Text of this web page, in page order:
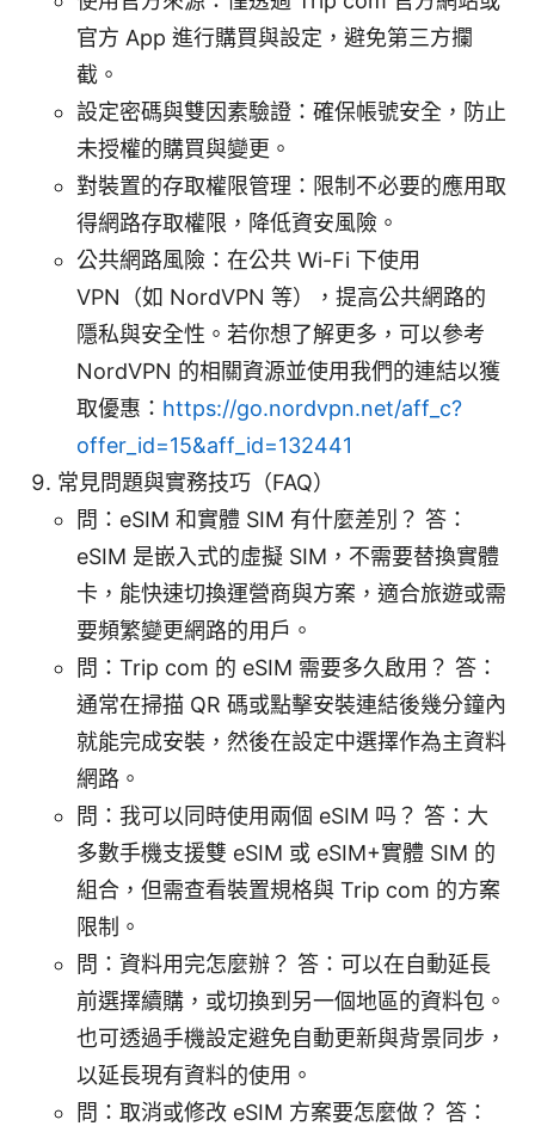
官方 App 進行購買與設定，避免第三方攔
截。
設定密碼與雙因素驗證：確保帳號安全，防止
未授權的購買與變更。
對裝置的存取權限管理：限制不必要的應用取
得網路存取權限，降低資安風險。
公共網路風險：在公共 Wi-Fi 下使用
VPN（如 NordVPN 等），提高公共網路的
隱私與安全性。若你想了解更多，可以參考
NordVPN 的相關資源並使用我們的連結以獲
取優惠： https://go.nordvpn.net/aff_c?
offer_id=15&aff_id=132441
常見問題與實務技巧（FAQ）
問：eSIM 和實體 SIM 有什麼差別？ 答：
eSIM 是嵌入式的虛擬 SIM，不需要替換實體
卡，能快速切換運營商與方案，適合旅遊或需
要頻繁變更網路的用戶。
問：Trip com 的 eSIM 需要多久啟用？ 答：
通常在掃描 QR 碼或點擊安裝連結後幾分鐘內
就能完成安裝，然後在設定中選擇作為主資料
網路。
問：我可以同時使用兩個 eSIM 吗？ 答：大
多數手機支援雙 eSIM 或 eSIM+實體 SIM 的
組合，但需查看裝置規格與 Trip com 的方案
限制。
問：資料用完怎麼辦？ 答：可以在自動延長
前選擇續購，或切換到另一個地區的資料包。
也可透過手機設定避免自動更新與背景同步，
以延長現有資料的使用。
問：取消或修改 eSIM 方案要怎麼做？ 答：